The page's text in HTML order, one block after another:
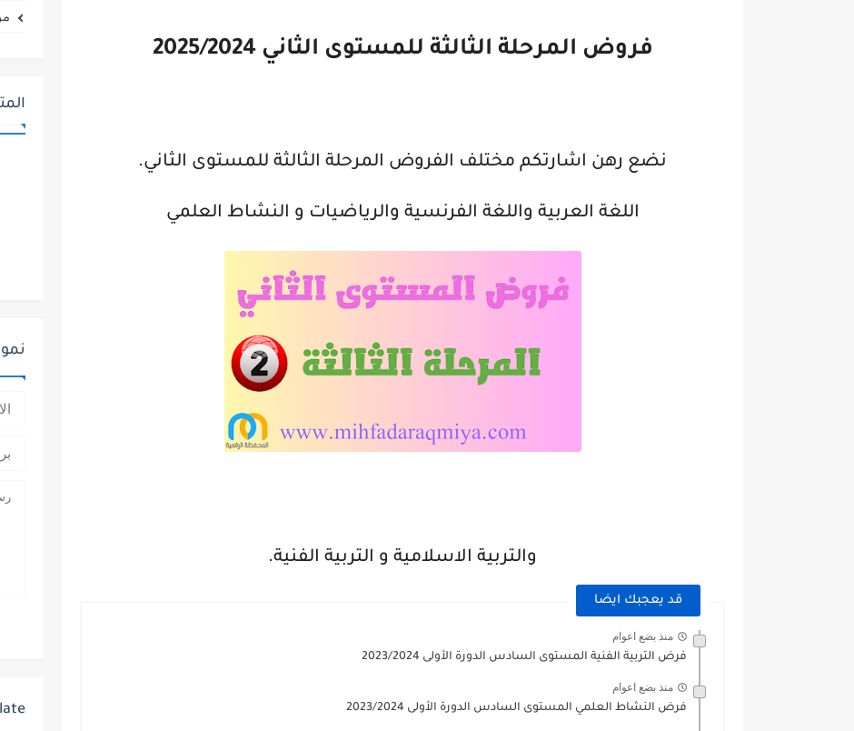
فروض المرحلة الثالثة للمستوى الثاني 2025/2024
نضع رهن اشارتكم مختلف الفروض المرحلة الثالثة للمستوى الثاني.
اللغة العربية واللغة الفرنسية والرياضيات و النشاط العلمي
والتربية الاسلامية و التربية الفنية.
قد يعجبك ايضا
منذ بضع اعوام
فرض التربية الفنية المستوى السادس الدورة الأولى 2023/2024
منذ بضع اعوام
فرض النشاط العلمي المستوى السادس الدورة الأولى 2023/2024